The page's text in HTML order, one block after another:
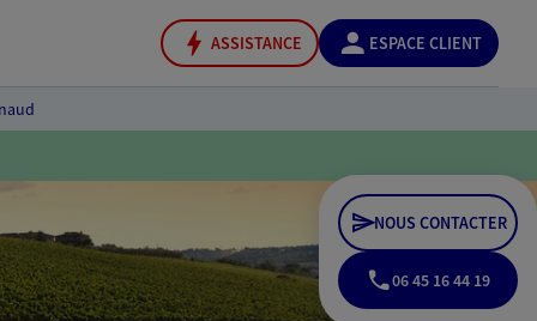
ASSISTANCE ESPACE CLIENT
NOUS CONTACTER
06 45 16 44 19